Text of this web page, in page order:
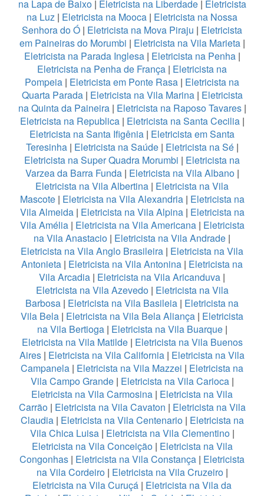
na Lapa de Baixo | Eletricista na Liberdade | Eletricista
na Luz | Eletricista na Mooca | Eletricista na Nossa
Senhora do Ó | Eletricista na Mova Piraju | Eletricista
em Paineiras do Morumbi | Eletricista na Vila Marieta|
Eletricista na Parada Inglesa | Eletricista na Penha|
Eletricista na Penha de França | Eletricista na
Pompeia | Eletricista em Ponte Rasa | Eletricista na
Quarta Parada| Eletricista na Vila Marina| Eletricista
na Quinta da Paineira| Eletricista na Raposo Tavares|
Eletricista na Republica| Eletricista na Santa Cecilia|
Eletricista na Santa Ifigênia | Eletricista em Santa
Teresinha| Eletricista na Saúde| Eletricista na Sé|
Eletricista na Super Quadra Morumbi | Eletricista na
Varzea da Barra Funda| Eletricista na Vila Albano|
Eletricista na Vila Albertina | Eletricista na Vila
Mascote| Eletricista na Vila Alexandria| Eletricista na
Vila Almeida | Eletricista na Vila Alpina | Eletricista na
Vila Amélia | Eletricista na Vila Americana| Eletricista
na Vila Anastacio | Eletricista na Vila Andrade |
Eletricista na Vila Anglo Brasileira | Eletricista na Vila
Antonieta | Eletricista na Vila Antonina | Eletricista na
Vila Arcadia | Eletricista na Vila Aricanduva |
Eletricista na Vila Azevedo| Eletricista na Vila
Barbosa | Eletricista na Vila Basileia | Eletricista na
Vila Bela | Eletricista na Vila Bela Aliança | Eletricista
na Vila Bertioga| Eletricista na Vila Buarque|
Eletricista na Vila Matilde| Eletricista na Vila Buenos
Aires | Eletricista na Vila California | Eletricista na Vila
Campanela | Eletricista na Vila Mazzei | Eletricista na
Vila Campo Grande| Eletricista na Vila Carioca|
Eletricista na Vila Carmosina | Eletricista na Vila
Carrão| Eletricista na Vila Cavaton | Eletricista na Vila
Claudia| Eletricista na Vila Centenario| Eletricista na
Vila Chica Luisa | Eletricista na Vila Clementino|
Eletricista na Vila Conceição| Eletricista na Vila
Congonhas | Eletricista na Vila Constança | Eletricista
na Vila Cordeiro| Eletricista na Vila Cruzeiro |
Eletricista na Vila Curuçá | Eletricista na Vila da